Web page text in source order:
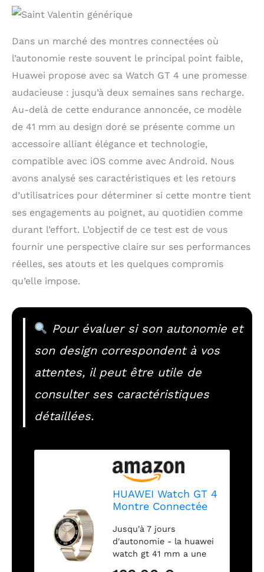
Dans un marché des montres connectées où
l’autonomie reste souvent le principal point faible,
Huawei propose avec sa Watch GT 4 une promesse
audacieuse : jusqu’à deux semaines sans recharge.
Au-delà de cette endurance annoncée, ce modèle
de 41 mm au design doré se présente comme un
accessoire alliant élégance et technologie,
compatible avec iOS comme avec Android. Nous
avons analysé ses caractéristiques et les retours
d’utilisatrices pour déterminer si cette montre tient
ses engagements au poignet, au quotidien comme
durant l’effort. L’objectif de ce test est de vous
fournir une perspective claire sur ses performances
réelles, ses atouts et les quelques compromis
qu’elle impose.
Pour évaluer si son autonomie et
son design correspondent à vos
attentes, il peut être utile de
consulter ses caractéristiques
détaillées.
HUAWEI Watch GT 4
Montre Connectée
Jours d'autonomie -
Compatible avec
iOS et Android -
Suivi de la
Jusqu'à 7 jours
d'autonomie - la huawei
watch gt 41 mm a une